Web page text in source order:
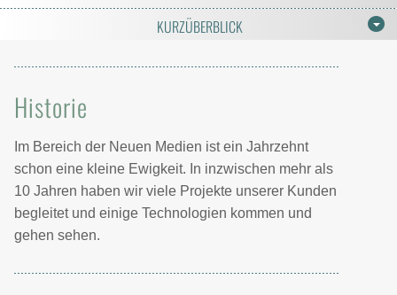
KURZÜBERBLICK
Historie
Im Bereich der Neuen Medien ist ein Jahrzehnt
schon eine kleine Ewigkeit. In inzwischen mehr als
10 Jahren haben wir viele Projekte unserer Kunden
begleitet und einige Technologien kommen und
gehen sehen.